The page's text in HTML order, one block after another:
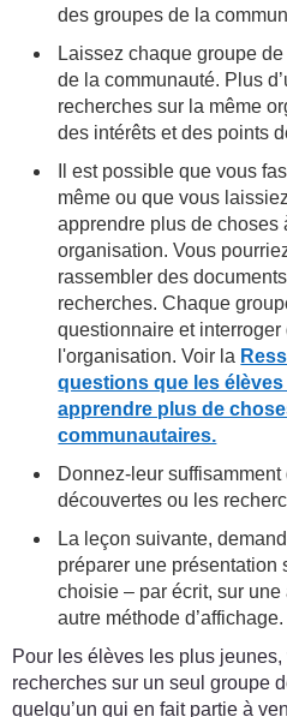
des groupes de la
Laissez chaque groupe
de la communauté. Plus
recherches sur la même
des intérêts et des points
Il est possible que vous
même ou que vous
apprendre plus de choses
organisation. Vous
rassembler des
recherches. Chaque
questionnaire et
l'organisation. Voir la
questions que les
apprendre plus de
communautaires.
Donnez-leur
découvertes ou les
La leçon suivante,
préparer une présentation
choisie – par écrit, sur
autre méthode d’affichage.
Pour les élèves les plus
recherches sur un seul groupe
quelqu’un qui en fait partie à